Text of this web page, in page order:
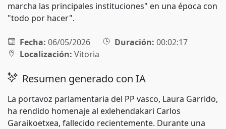
marcha las principales instituciones" en una época con
"todo por hacer".
Fecha: 06/05/2026 Duración: 00:02:17
Localización: Vitoria
Resumen generado con IA
La portavoz parlamentaria del PP vasco, Laura Garrido,
ha rendido homenaje al exlehendakari Carlos
Garaikoetxea, fallecido recientemente. Durante una